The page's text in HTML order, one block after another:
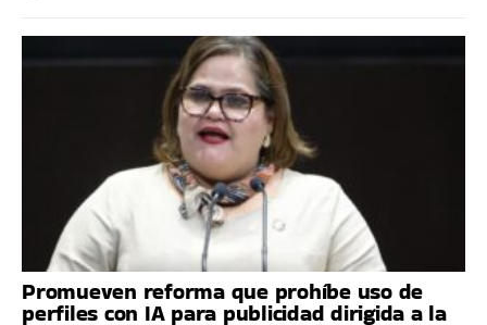
Promueven reforma que prohíbe uso de
perfiles con IA para publicidad dirigida a la